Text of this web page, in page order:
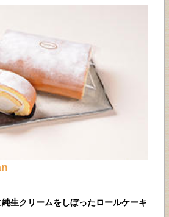
生クリームをしぼったロールケーキ